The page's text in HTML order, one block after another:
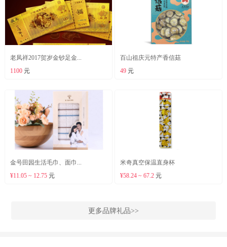
老凤祥2017贺岁金钞足金...
1100元
百山祖庆元特产香信菇
49 元
金号田园生活毛巾、面巾...
¥11.05 ~ 12.75元
米奇真空保温直身杯
¥58.24 ~ 67.2 元
更多品牌礼品>>